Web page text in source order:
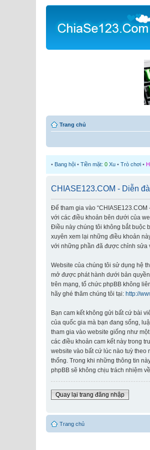
Trang chủ
• Bang hội • Tiền mặt: 0 Xu • Trò chơi •
CHIASE123.COM - Diễn
Để tham gia vào “CHIASE123.COM
với các điều khoản bên dưới của
Điều này chúng tôi không bắt buộc
xuyên xem lại những điều khoản
với những phần đã được chỉnh sửa
Website của chúng tôi sử dụng hệ
mở được phát hành dưới bản quyền
trên mạng, tổ chức phpBB không
hãy ghé thăm chúng tôi tại: http://
Bạn cam kết không gửi bất cứ bài
của quốc gia mà bạn đang sống,
tham gia vào website giống như
các điều khoản cam kết này trong
website vào bất cứ lúc nào tuỳ
thống. Trong khi những thông tin
phpBB sẽ không chịu trách nhiệm
Quay lại trang đăng nhập
Trang chủ